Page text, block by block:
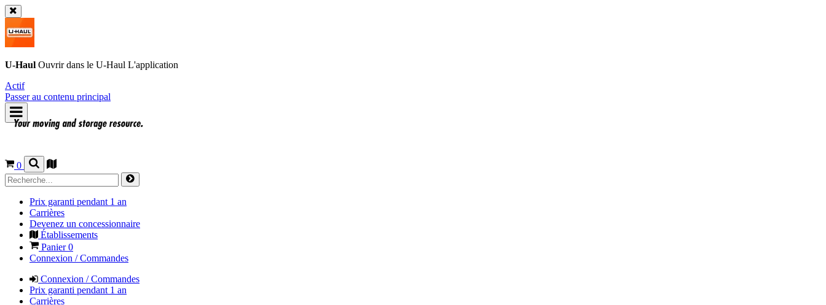
U-Haul Ouvrir dans le U-Haul L'application
Actif
Passer au contenu principal
0
Prix garanti pendant 1 an
Carrières
Devenez un concessionnaire
Établissements
Panier0
Connexion / Commandes
Connexion / Commandes
Prix garanti pendant 1 an
Carrières